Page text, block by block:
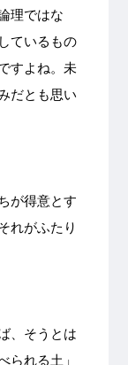
理ではな
ているもの
すよね。未
だとも思い
が得意とす
れがふたり
、そうとは
られる土」